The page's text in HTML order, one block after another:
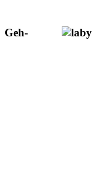
Geh-